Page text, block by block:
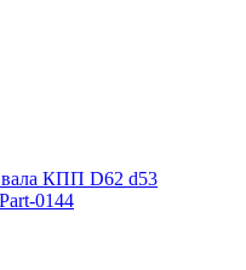
КПП D62 d53
0144